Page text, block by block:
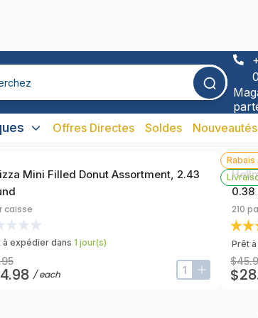
Offres Directes Soldes Nouveautés
Mini Filled Donut Assortment, 2.43
caisse
à expédier dans 1 jour(s)
/each input-label
button-
0.38
210
Prêt